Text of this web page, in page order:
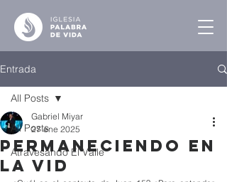
Entrada
All Posts
Atravesando El Valle
All Posts
Permaneciendo en
la Vid
Gabriel Miyar
27 ene 2025